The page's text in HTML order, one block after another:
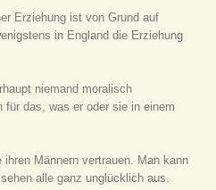
Erziehung ist von Grund auf
in England die Erziehung
niemand moralisch
für das, was er oder sie in einem
Männern vertrauen. Man kann
alle ganz unglücklich aus.